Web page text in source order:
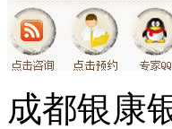
成都银康